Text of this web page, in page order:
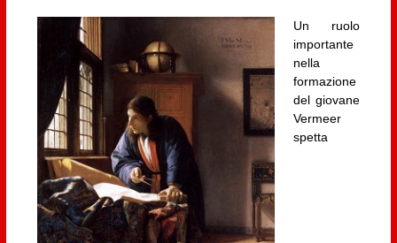
Un ruolo
importante
nella
formazione
del giovane
Vermeer
spetta